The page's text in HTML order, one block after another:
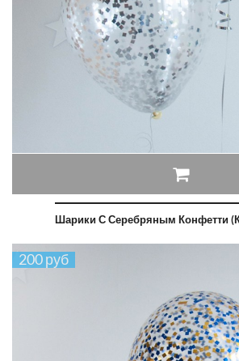
Шарики С Серебряным Конфетти
200 руб